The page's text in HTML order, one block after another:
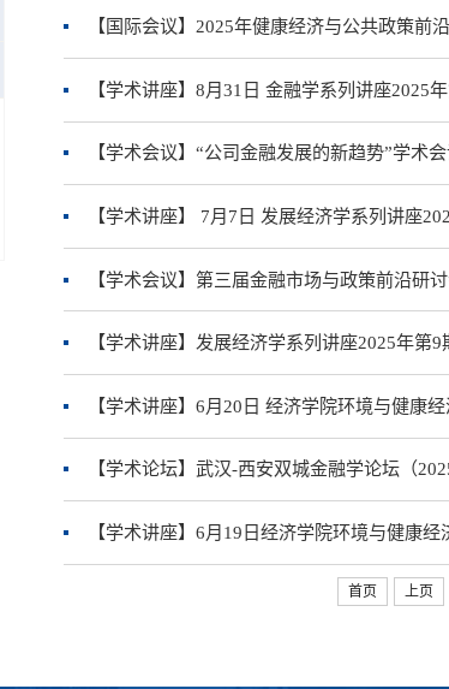
【国际会议】2025年健康经济与公共政策前
【学术讲座】8月31日 金融学系列讲座2025
【学术会议】“公司金融发展的新趋势”学术
【学术讲座】 7月7日 发展经济学系列讲座
【学术会议】第三届金融市场与政策前沿研
【学术讲座】发展经济学系列讲座2025年第9
【学术讲座】6月20日 经济学院环境与健康
【学术论坛】武汉-西安双城金融学论坛（
【学术讲座】6月19日经济学院环境与健康
首页 上页